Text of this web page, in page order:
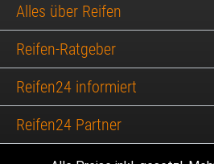
Alles über Reifen
Reifen-Ratgeber
Reifen24 informiert
Reifen24 Partner